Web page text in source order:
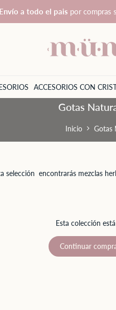
Envío a todo el pais por compras
ACCESORIOS CON
Gotas
Inicio Gotas
encontrarás mezclas
Esta colección
Continuar